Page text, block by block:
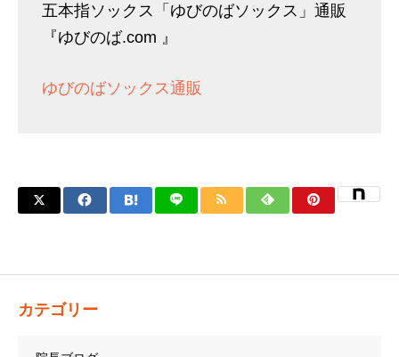
五本指ソックス「ゆびのばソックス」通販
『ゆびのば.com 』
ゆびのばソックス通販
カテゴリー